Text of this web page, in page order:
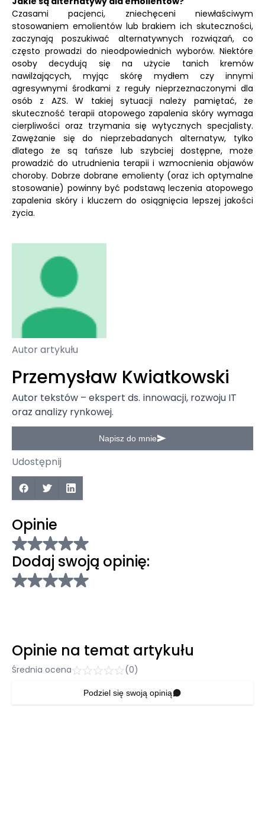
Czasami pacjenci, zniechęceni niewłaściwym
stosowaniem emolientów lub brakiem ich skuteczności,
zaczynają poszukiwać alternatywnych rozwiązań, co
często prowadzi do nieodpowiednich wyborów. Niektóre
osoby decydują się na użycie tanich kremów
nawilżających, myjąc skórę mydłem czy innymi
agresywnymi środkami z reguły nieprzeznaczonymi dla
osób z AZS. W takiej sytuacji należy pamiętać, że
skuteczność terapii atopowego zapalenia skóry wymaga
cierpliwości oraz trzymania się wytycznych specjalisty.
Zawężanie się do nieprzebadanych alternatyw, tylko
dlatego że są tańsze lub szybciej dostępne, może
prowadzić do utrudnienia terapii i wzmocnienia objawów
choroby. Dobrze dobrane emolienty (oraz ich optymalne
stosowanie) powinny być podstawą leczenia atopowego
zapalenia skóry i kluczem do osiągnięcia lepszej jakości
życia.
Autor artykułu
Przemysław Kwiatkowski
Autor tekstów – ekspert ds. innowacji, rozwoju IT
oraz analizy rynkowej.
Napisz do mnie
Udostępnij
Opinie
Dodaj swoją opinię:
Opinie na temat artykułu
Średnia ocena (0)
Podziel się swoją opinią